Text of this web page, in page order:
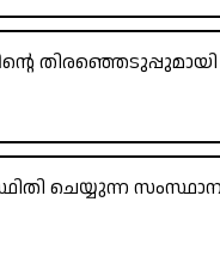
ചെയ്യുന്ന